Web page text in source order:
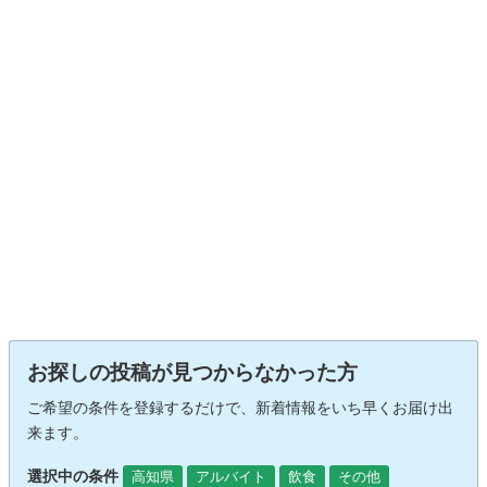
お探しの投稿が見つからなかった方
ご希望の条件を登録するだけで、新着情報をいち早くお届け出
来ます。
選択中の条件 高知県 アルバイト 飲食 その他